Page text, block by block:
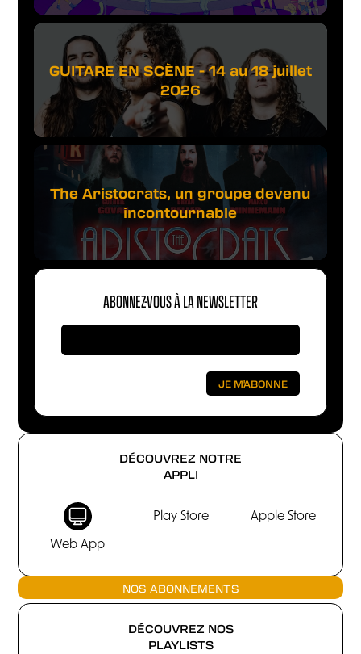
DÉCOUVREZ NOTRE
APPLI
Web App
Play Store Apple Store
NOS ABONNEMENTS
DÉCOUVREZ NOS
PLAYLISTS
GUITARE EN SCÈNE - 14 au 18 juillet
2026
The Aristocrats, un groupe devenu
incontournable
ABONNEZ-VOUS À LA NEWSLETTER